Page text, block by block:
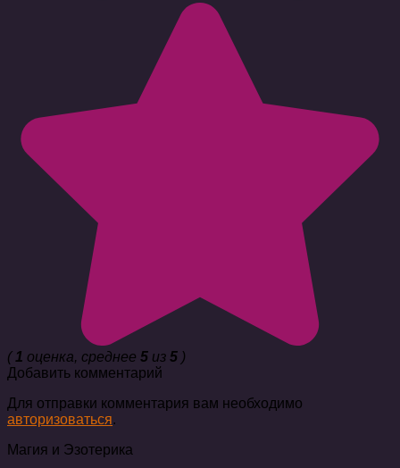
(1 оценка, среднее 5 из 5 )
Добавить комментарий
Для отправки комментария вам необходимо
авторизоваться.
Магия и Эзотерика